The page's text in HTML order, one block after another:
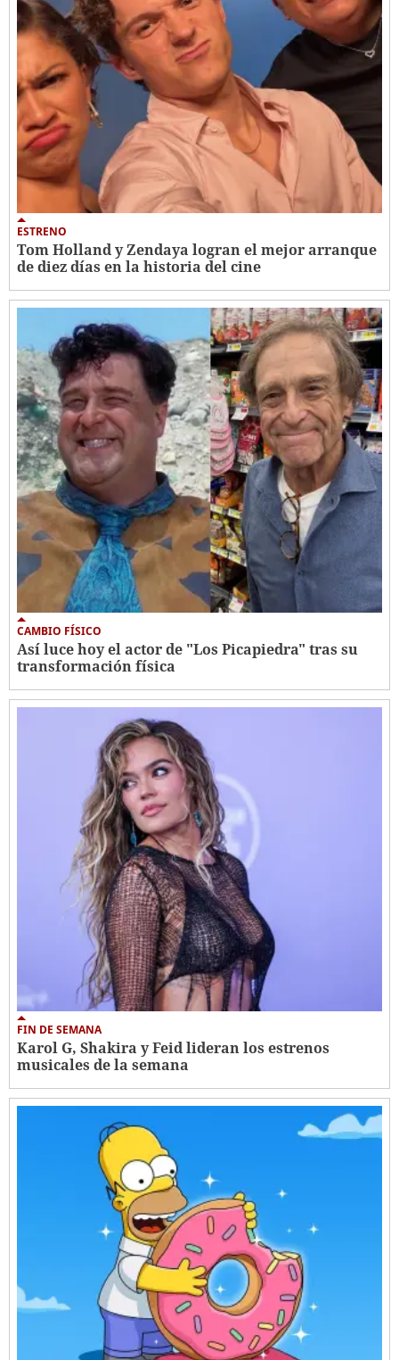
ESTRENO
Tom Holland y Zendaya logran el mejor arranque
de diez días en la historia del cine
CAMBIO FÍSICO
Así luce hoy el actor de "Los Picapiedra" tras su
transformación física
FIN DE SEMANA
Karol G, Shakira y Feid lideran los estrenos
musicales de la semana